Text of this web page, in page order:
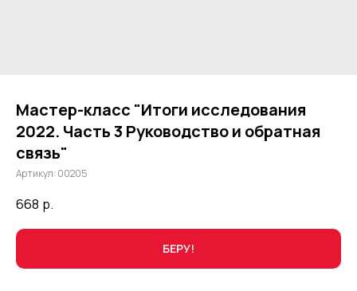
Мастер-класс "Итоги исследования
2022. Часть 3 Руководство и обратная
связь"
Артикул: 00205
668 р.
БЕРУ!